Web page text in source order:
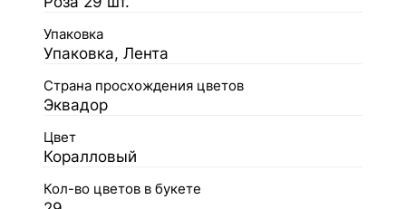
Упаковка
Упаковка, Лента
Страна просхождения цветов
Эквадор
Цвет
Коралловый
Кол-во цветов в букете